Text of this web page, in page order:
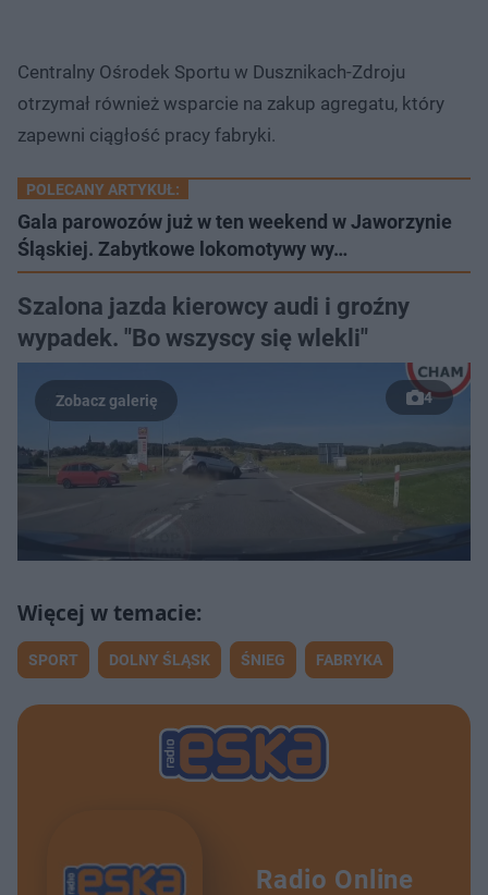
Centralny Ośrodek Sportu w Dusznikach-Zdroju
otrzymał również wsparcie na zakup agregatu, który
zapewni ciągłość pracy fabryki.
POLECANY ARTYKUŁ:
Gala parowozów już w ten weekend w Jaworzynie
Śląskiej. Zabytkowe lokomotywy wy…
Szalona jazda kierowcy audi i groźny
wypadek. "Bo wszyscy się wlekli"
4
SPORT DOLNY ŚLĄSK ŚNIEG FABRYKA
Radio Online